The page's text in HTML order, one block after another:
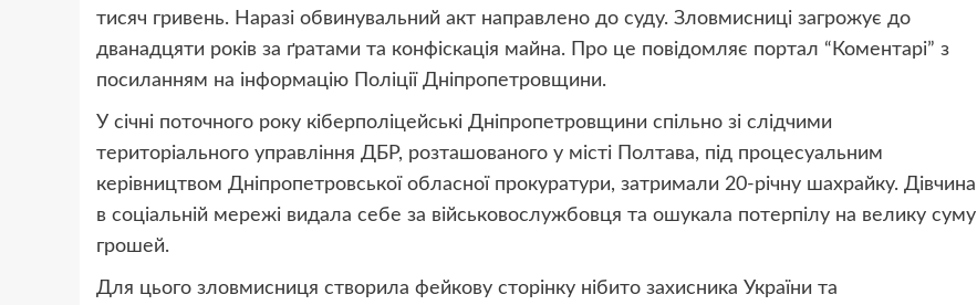
тисяч гривень. Наразі обвинувальний акт направлено до суду. Зловмисниці загрожує до
дванадцяти років за ґратами та конфіскація майна. Про це повідомляє портал “Коментарі” з
посиланням на інформацію Поліції Дніпропетровщини.
У січні поточного року кіберполіцейські Дніпропетровщини спільно зі слідчими
територіального управління ДБР, розташованого у місті Полтава, під процесуальним
керівництвом Дніпропетровської обласної прокуратури, затримали 20-річну шахрайку. Дівчина
в соціальній мережі видала себе за військовослужбовця та ошукала потерпілу на велику суму
грошей.
Для цього зловмисниця створила фейкову сторінку нібито захисника України та